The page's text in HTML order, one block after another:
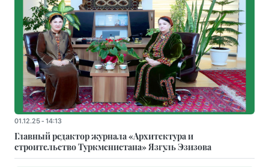
01.12.25 - 14:13
Главный редактор журнала «Архитектура и
строительство Туркменистана» Язгуль Эзизова